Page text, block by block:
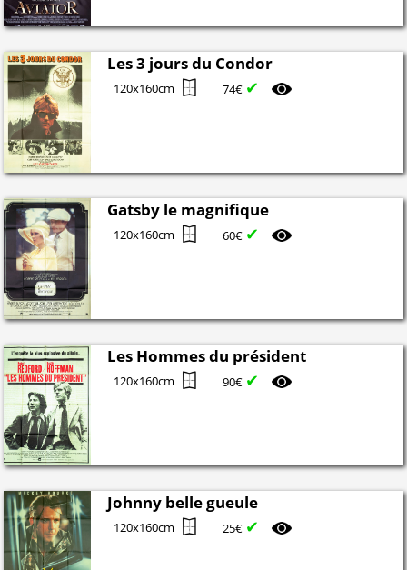
Les 3 jours du Condor
120x160cm 74€ ✔
Gatsby le magnifique
120x160cm 60€ ✔
Les Hommes du président
120x160cm 90€ ✔
Johnny belle gueule
120x160cm 25€ ✔